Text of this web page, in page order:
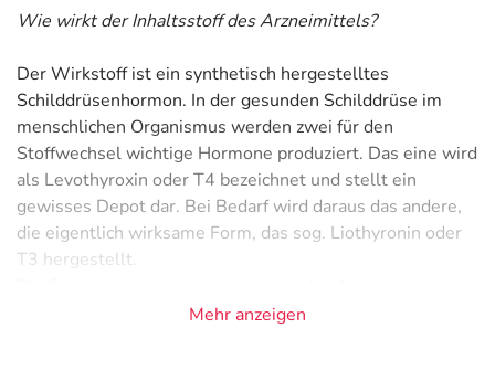
Wie wirkt der Inhaltsstoff des Arzneimittels?
Der Wirkstoff ist ein synthetisch hergestelltes
Schilddrüsenhormon. In der gesunden Schilddrüse im
menschlichen Organismus werden zwei für den
Stoffwechsel wichtige Hormone produziert. Das eine wird
als Levothyroxin oder T4 bezeichnet und stellt ein
gewisses Depot dar. Bei Bedarf wird daraus das andere,
die eigentlich wirksame Form, das sog. Liothyronin oder
T3 hergestellt.
funktionierenden Stoffwechsel des menschlichen
Mehr anzeigen